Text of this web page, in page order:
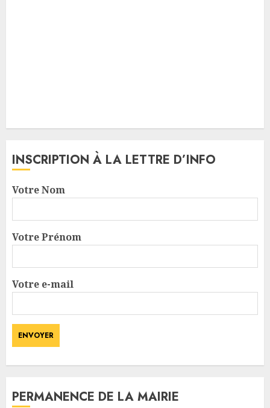
INSCRIPTION À LA LETTRE D’INFO
Votre Nom
Votre Prénom
Votre e-mail
PERMANENCE DE LA MAIRIE